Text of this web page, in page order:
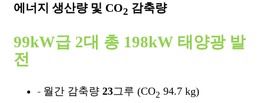
에너지 생산량 및 CO2 감축량
99kW급 2대 총 198kW 태양광 발
전
월간 감축량 23그루 (CO2 94.7 kg)